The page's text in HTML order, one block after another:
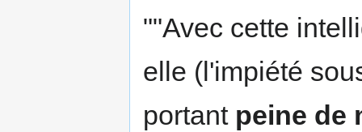
""Avec cette
elle (l'impiété
portant peine de